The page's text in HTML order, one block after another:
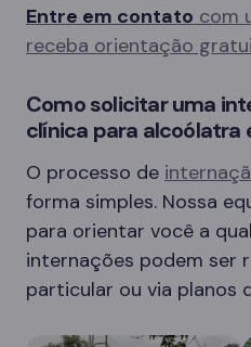
Entre em contato com
receba orientação
Como solicitar uma
clínica para alcoólatra
O processo de
forma simples. Nossa
para orientar você a
internações podem ser
particular ou via planos